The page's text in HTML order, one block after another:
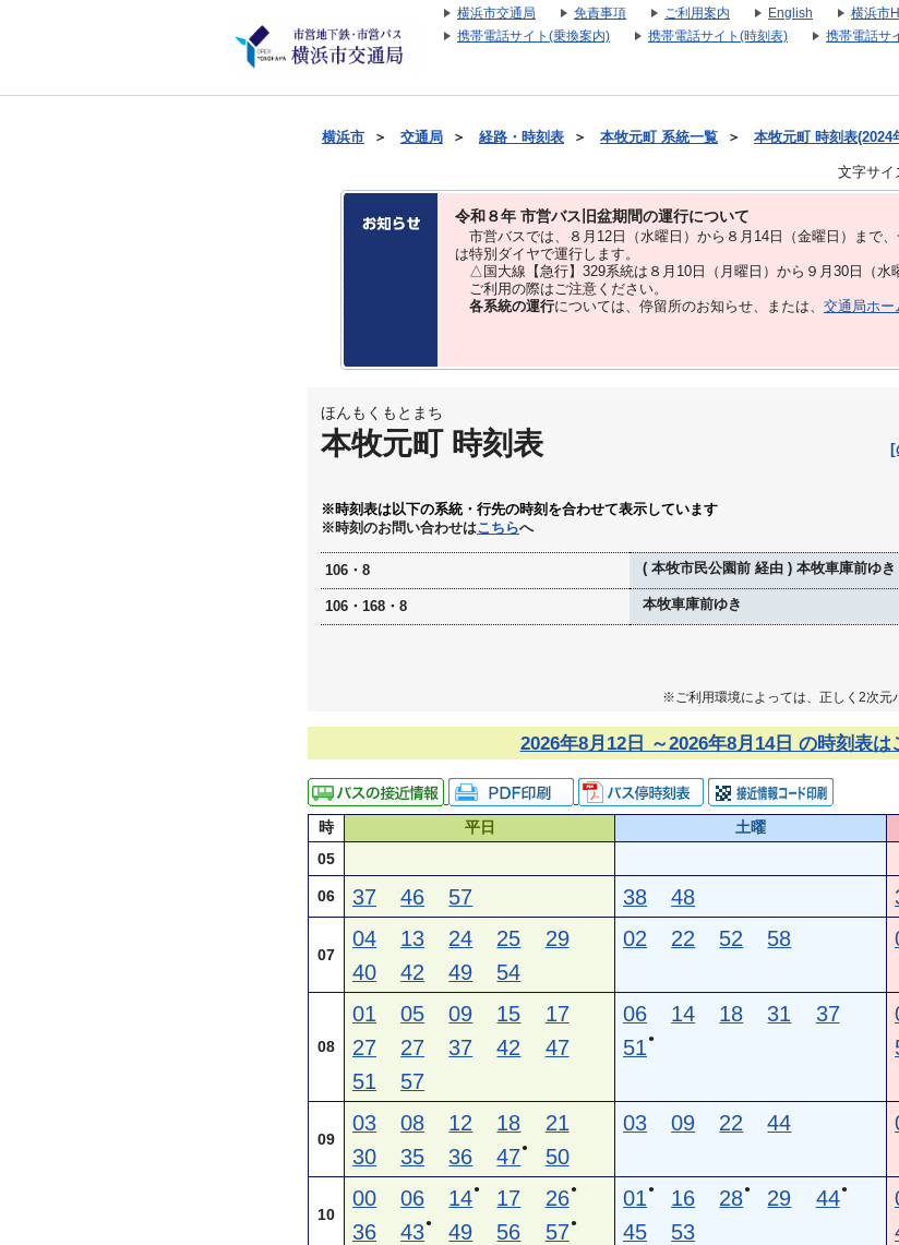
横浜市交通局 免責事項 ご利用案内 English 横浜市
携帯電話サイト(乗換案内)
携帯電話サイト(時刻表) 携帯電話サ
横浜市 ＞ 交通局 ＞ 経路・時刻表 ＞ 本牧元町 系統一覧 ＞ 本牧元町 時刻表(2024
文字サイ
令和８年 市営バス旧盆期間の運行について
市営バスでは、８⽉12⽇（水曜日）から８⽉14⽇（金曜日）まで
は特別ダイヤで運⾏します。
△国大線【急行】329系統は８月10日（月曜日）から９月30日（水
ご利用の際はご注意ください。
各系統の運行については、停留所のお知らせ、または、 交通局ホー
ほんもくもとまち
本牧元町 時刻表 [
※時刻表は以下の系統・行先の時刻を合わせて表示しています
※時刻のお問い合わせはこちらへ
106・8 ( 本牧市民公園前 経由 ) 本牧車庫前ゆき
106・168・8 本牧車庫前ゆき
※ご利用環境によっては、正しく2次元
2026年8月12日 ～2026年8月14日 の時刻表は
時 平日 土曜
05
06 37 46 57 38 48
07
04 13 24 25
29
40
42 49 54
02 22 52 58
08
01 05 09 15
17
27
27 37 42
47
51
57
06 14 18 31
37
51 ●
09
03 08 12 18
21
30
35 36 47● 50
03 09 22 44
10
00 06 14● 17 26 ●
36 43● 49 56 57 ●
01 ● 16 28● 29 44 ●
45 53